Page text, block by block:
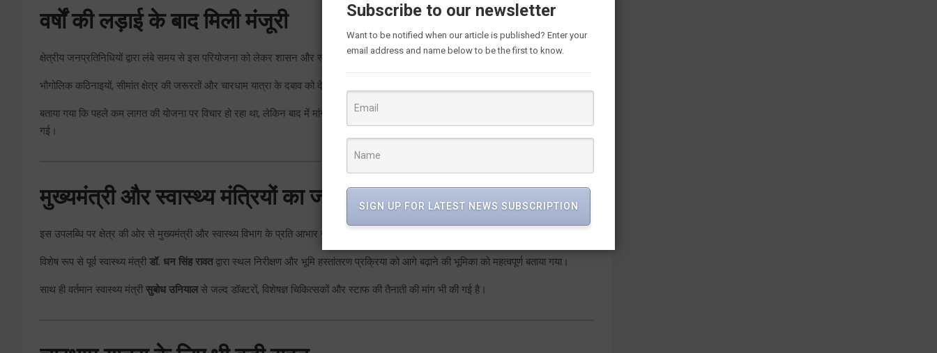
वर्षों की लड़ाई के बाद मिली मंजूरी
क्षेत्रीय जनप्रतिनिधियों द्वारा लंबे समय से इस परियोजना को लेकर शासन और स्वास्थ्य विभाग के सामने लगातार पैरवी की जा रही थी।
भौगोलिक कठिनाइयों, सीमांत क्षेत्र की जरूरतों और चारधाम यात्रा के दबाव को देखते हुए इस अस्पताल की आवश्यकता लगातार उठाई जा रही थी।
बताया गया कि पहले कम लागत की योजना पर विचार हो रहा था, लेकिन बाद में मांग को गंभीरता से लेते हुए इसे बढ़ाकर ₹32 करोड़ से अधिक की स्वीकृति दी
गई।
मुख्यमंत्री और स्वास्थ्य मंत्रियों का जताया आभार
इस उपलब्धि पर क्षेत्र की ओर से मुख्यमंत्री और स्वास्थ्य विभाग के प्रति आभार जताया गया।
विशेष रूप से पूर्व स्वास्थ्य मंत्रीडॉ. धन सिंह रावतद्वारा स्थल निरीक्षण और भूमि हस्तांतरण प्रक्रिया को आगे बढ़ाने की भूमिका को महत्वपूर्ण बताया गया।
साथ ही वर्तमान स्वास्थ्य मंत्रीसुबोध उनियालसे जल्द डॉक्टरों, विशेषज्ञ चिकित्सकों और स्टाफ की तैनाती की मांग भी की गई है।
Subscribe to our newsletter
Want to be notified when our article is published? Enter your
email address and name below to be the first to know.
SIGN UP FOR LATEST NEWS SUBSCRIPTION